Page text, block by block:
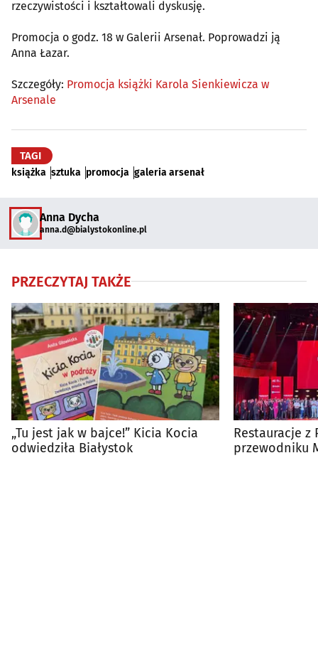
rzeczywistości i kształtowali dyskusję.
Promocja o godz. 18 w Galerii Arsenał. Poprowadzi ją
Anna Łazar.
Szczegóły: Promocja książki Karola Sienkiewicza w
Arsenale
TAGI
książka sztuka promocja galeria arsenał
Anna Dycha
anna.d@bialystokonline.pl
PRZECZYTAJ TAKŻE
„Tu jest jak w bajce!” Kicia Kocia
odwiedziła Białystok
Restauracje z
przewodniku